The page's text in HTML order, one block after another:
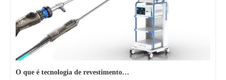
O que é tecnologia de revestimento por spray ultrassônico de endoscópio semicondutor
O sistema de revestimento de spray ultrassônico é uma técnica para